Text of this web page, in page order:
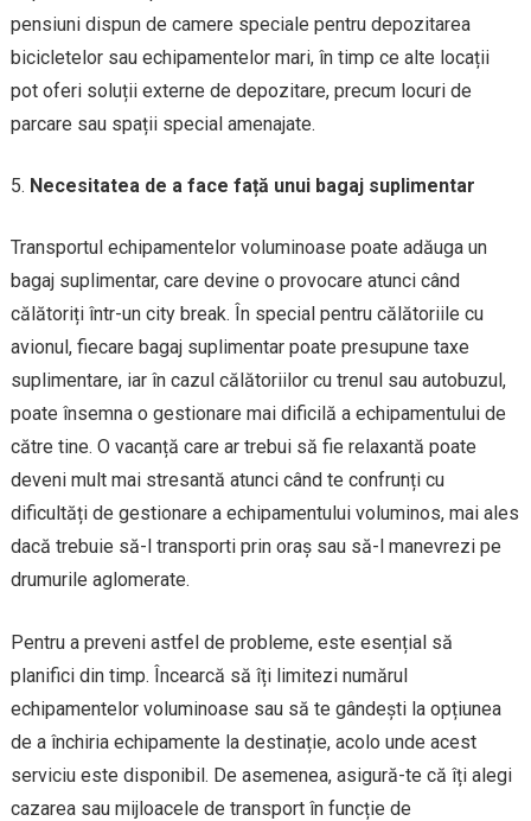
pensiuni dispun de camere speciale pentru depozitarea
bicicletelor sau echipamentelor mari, în timp ce alte locații
pot oferi soluții externe de depozitare, precum locuri de
parcare sau spații special amenajate.
Necesitatea de a face față unui bagaj suplimentar
Transportul echipamentelor voluminoase poate adăuga un
bagaj suplimentar, care devine o provocare atunci când
călătoriți într-un city break. În special pentru călătoriile cu
avionul, fiecare bagaj suplimentar poate presupune taxe
suplimentare, iar în cazul călătoriilor cu trenul sau autobuzul,
poate însemna o gestionare mai dificilă a echipamentului de
către tine. O vacanță care ar trebui să fie relaxantă poate
deveni mult mai stresantă atunci când te confrunți cu
dificultăți de gestionare a echipamentului voluminos, mai ales
dacă trebuie să-l transporti prin oraș sau să-l manevrezi pe
drumurile aglomerate.
Pentru a preveni astfel de probleme, este esențial să
planifici din timp. Încearcă să îți limitezi numărul
echipamentelor voluminoase sau să te gândești la opțiunea
de a închiria echipamente la destinație, acolo unde acest
serviciu este disponibil. De asemenea, asigură-te că îți alegi
cazarea sau mijloacele de transport în funcție de